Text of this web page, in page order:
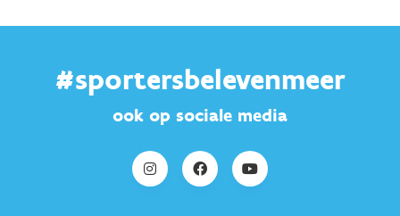
#sportersbelevenmeer
ook op sociale media